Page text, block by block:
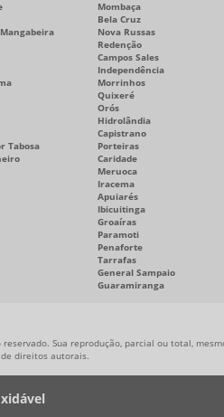
Mombaça
Bela Cruz
Nova Russas
Redenção
Campos Sales
Independência
Morrinhos
Quixeré
Orós
Hidrolândia
Capistrano
Tabosa Porteiras
Caridade
Meruoca
Iracema
Apuiarés
Ibicuitinga
Groaíras
Paramoti
Penaforte
Tarrafas
General Sampaio
Guaramiranga
Sua reprodução, parcial ou total,
direitos autorais.